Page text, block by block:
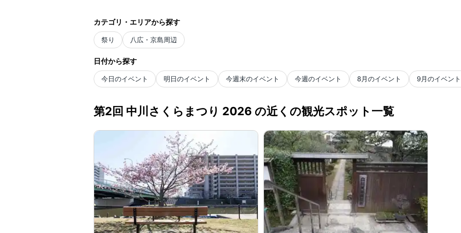
カテゴリ・エリアから探す
祭り 八広・京島周辺
日付から探す
今日のイベント 明日のイベント 今週末のイベント 今週のイベント 8月のイベント 9月のイベント
第2回 中川さくらまつり 2026 の近くの観光スポット一覧